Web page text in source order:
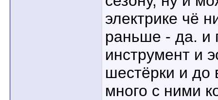
электрике чё
раньше - да. и
инструмент и
шестёрки и до
много с ними